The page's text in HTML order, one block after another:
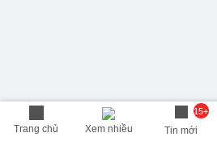
Trang chủ Xem nhiều
15+
Tin mới